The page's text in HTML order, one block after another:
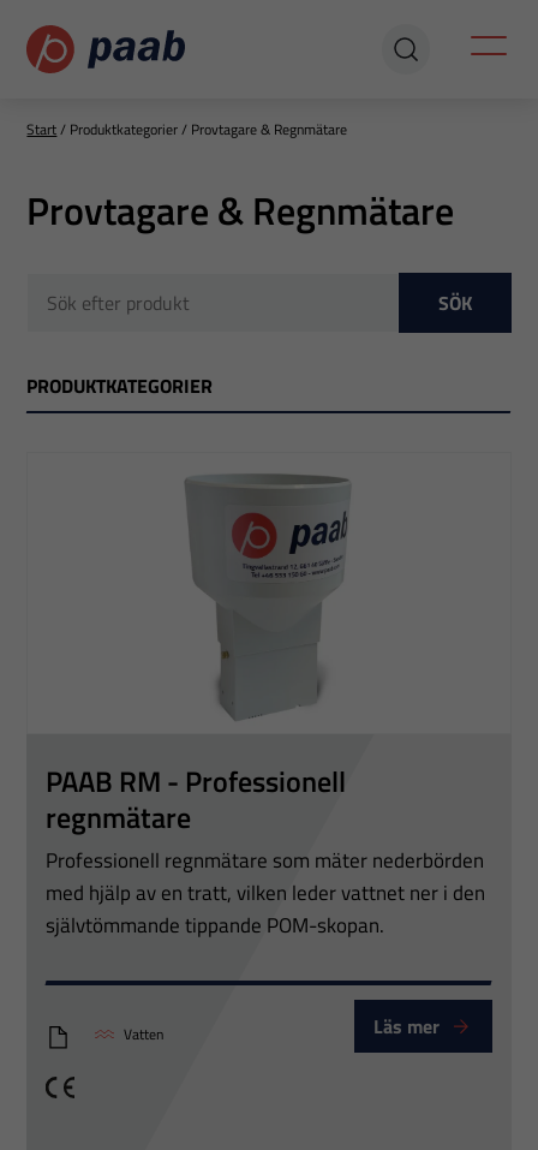
Start/ Produktkategorier/ Provtagare & Regnmätare
Provtagare & Regnmätare
SÖK
PRODUKTKATEGORIER
PAAB RM - Professionell
regnmätare
Professionell regnmätare som mäter nederbörden
med hjälp av en tratt, vilken leder vattnet ner i den
självtömmande tippande POM-skopan.
PTT PAAB Regnmätare
Vatten Läs mer
CE